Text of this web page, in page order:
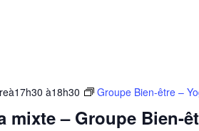
mixte – Groupe Bien-
à18h30 Groupe Bien-être –